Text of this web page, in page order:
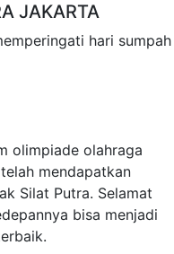
JAKARTA
hari sumpah
olimpiade olahraga
mendapatkan
Silat Putra. Selamat
bisa menjadi